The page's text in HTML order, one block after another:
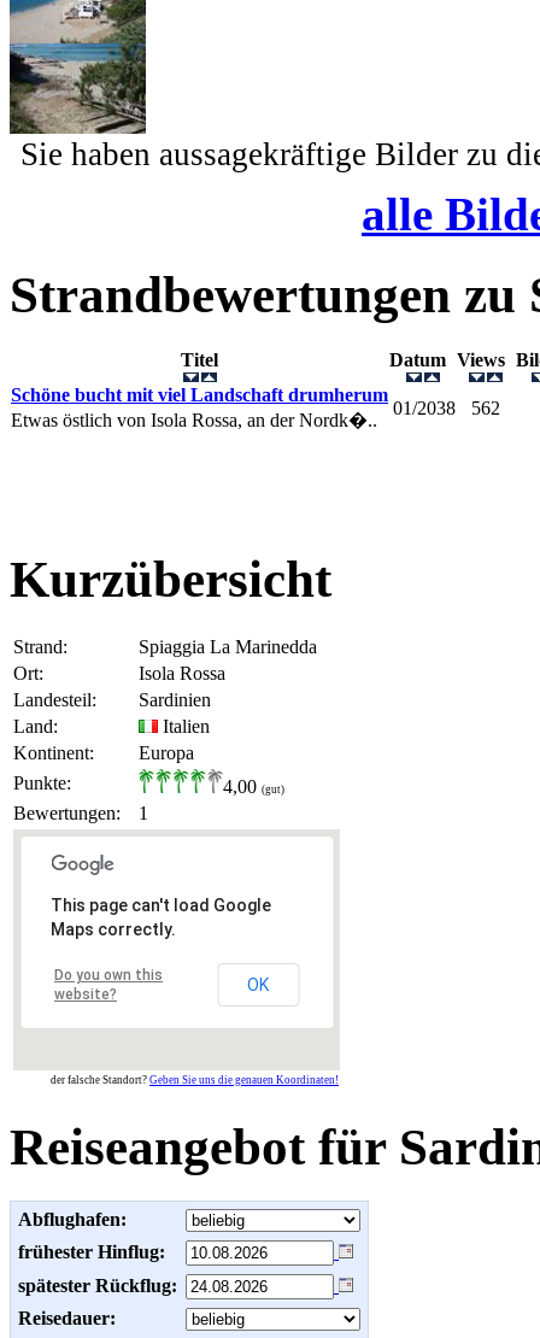
Sie haben aussagekräftige Bilder zu
alle
Strandbewertungen zu
Titel Datum Views
Schöne bucht mit viel Landschaft drumherum
Etwas östlich von Isola Rossa, an der Nordk�..
01/2038 562
Kurzübersicht
Strand:
Spiaggia La Marinedda
Ort:
Isola Rossa
Landesteil:
Sardinien
Land:
Italien
Kontinent:
Europa
Punkte:
4,00 (gut)
Bewertungen: 1
This page can't load Google
Maps correctly.
Do you own this
website?
OK
der falsche Standort? Geben Sie uns die genauen Koordinaten!
Reiseangebot für
Abflughafen:
frühester Hinflug:
spätester Rückflug:
Reisedauer: